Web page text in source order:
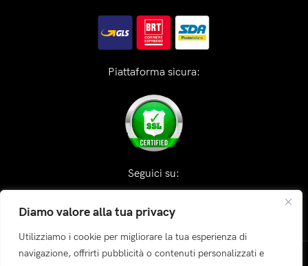
Diamo valore alla tua privacy
Utilizziamo i cookie per migliorare la tua esperienza di
navigazione, offrirti pubblicità o contenuti personalizzati e
Piattaforma sicura:
Seguici su: